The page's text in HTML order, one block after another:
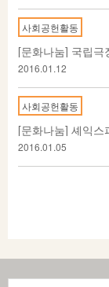
사회공헌활동
[문화나눔] 국립
2016.01.12
사회공헌활동
2016.01.05